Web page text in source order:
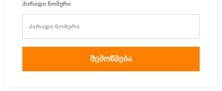
ᲞᲘᲠᲐᲓᲘ ᲜᲝᲛᲔᲠᲘ
შემოწმება